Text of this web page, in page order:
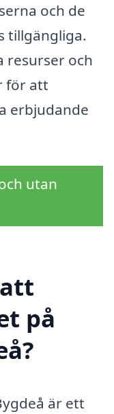
och de
tillgängliga.
resurser och
för att
erbjudande
utan
på
är ett